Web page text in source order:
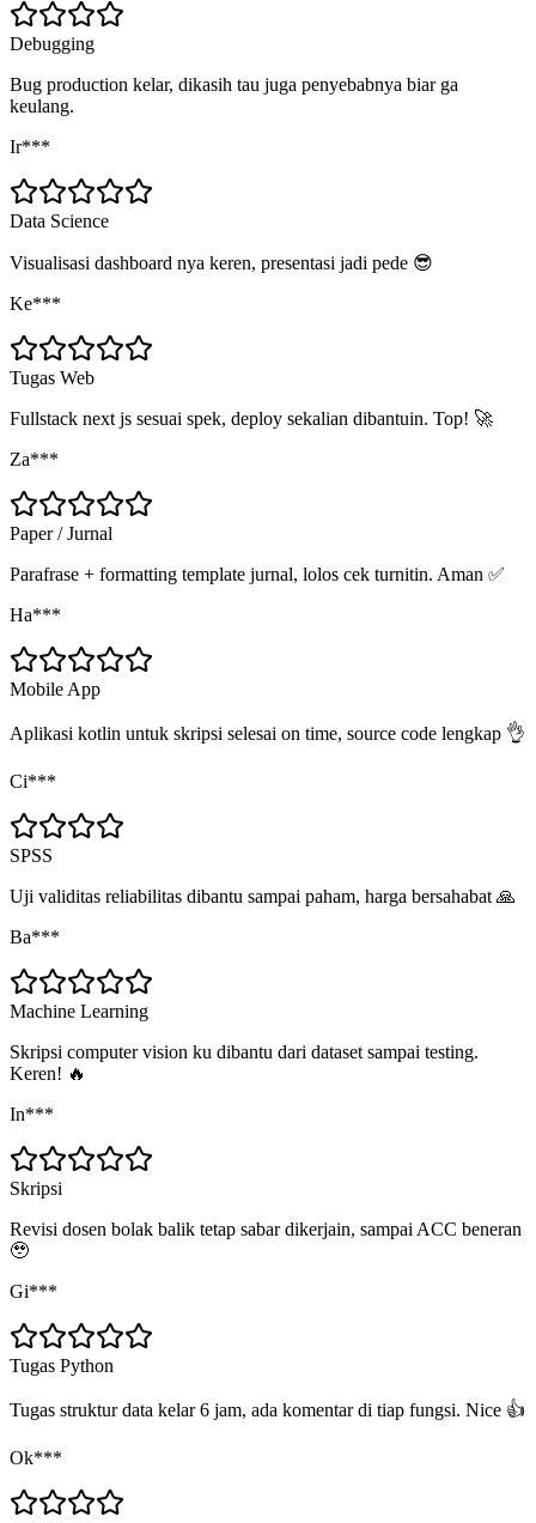
Debugging
Bug production kelar, dikasih tau juga penyebabnya biar ga
keulang.
Ir***
Data Science
Visualisasi dashboard nya keren, presentasi jadi pede 😎
Ke***
Tugas Web
Fullstack next js sesuai spek, deploy sekalian dibantuin. Top! 🚀
Za***
Paper / Jurnal
Parafrase + formatting template jurnal, lolos cek turnitin. Aman ✅
Ha***
Mobile App
Aplikasi kotlin untuk skripsi selesai on time, source code lengkap 👌
Ci***
SPSS
Uji validitas reliabilitas dibantu sampai paham, harga bersahabat 🙏
Ba***
Machine Learning
Skripsi computer vision ku dibantu dari dataset sampai testing.
Keren! 🔥
In***
Skripsi
Revisi dosen bolak balik tetap sabar dikerjain, sampai ACC beneran
🥹
Gi***
Tugas Python
Tugas struktur data kelar 6 jam, ada komentar di tiap fungsi. Nice 👍
Ok***